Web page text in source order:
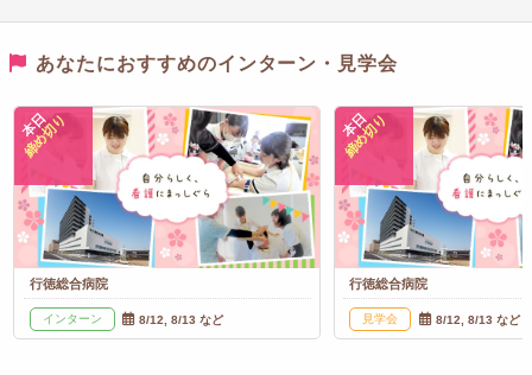
あなたにおすすめのインターン・見学会
本日
締め切り
行徳総合病院
インターン 8/12, 8/13 など
本日
締め切り
行徳総合病院
見学会 8/12, 8/13 など